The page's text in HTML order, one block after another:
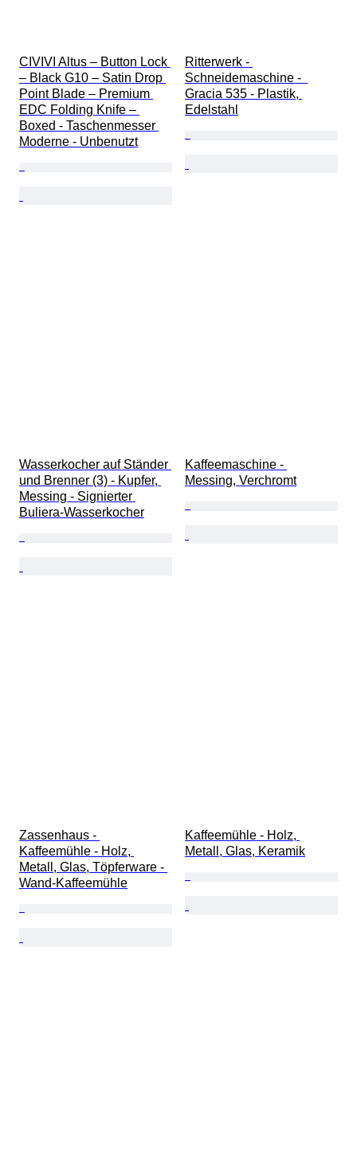
CIVIVI Altus – Button Lock
– Black G10 – Satin Drop
Point Blade – Premium
EDC Folding Knife –
Boxed - Taschenmesser
Moderne - Unbenutzt
Ritterwerk -
Schneidemaschine -
Gracia 535 - Plastik,
Edelstahl
Wasserkocher auf Ständer
und Brenner (3) - Kupfer,
Messing - Signierter
Buliera-Wasserkocher
Kaffeemaschine -
Messing, Verchromt
Zassenhaus -
Kaffeemühle - Holz,
Metall, Glas, Töpferware -
Wand-Kaffeemühle
Kaffeemühle - Holz,
Metall, Glas, Keramik